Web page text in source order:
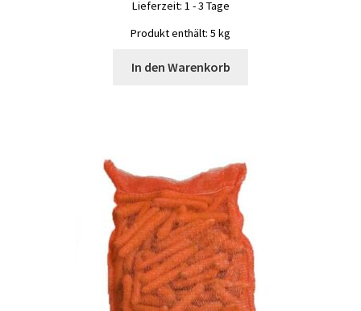
Lieferzeit: 1 - 3 Tage
Produkt enthält: 5 kg
In den Warenkorb